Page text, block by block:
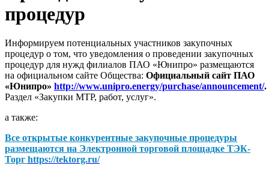
процедур
Информируем потенциальных участников закупочных
процедур о том, что уведомления о проведении закупочных
процедур для нужд филиалов ПАО «Юнипро» размещаются
на официальном сайте Общества: Официальный сайт ПАО
«Юнипро» http://www.unipro.energy/purchase/announcement/.
Раздел «Закупки МТР, работ, услуг».
а также:
Все открытые конкурентные закупочные процедуры
размещаются на Электронной торговой площадке ТЭК-
Торг https://tektorg.ru/